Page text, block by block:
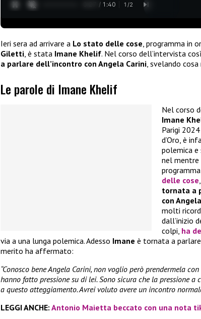
0:28 / 1:40 1 /2
Ieri sera ad arrivare a Lo stato delle cose , programma in
Giletti , è stata Imane Khelif. Nel corso dell’intervista
a parlare dell’incontro con Angela Carini , svelando
Le parole di Imane Khelif
Nel corso
Imane
Parigi
d’Oro, è
polemica
nel mentre
delle cose
tornata a
con
molti
dall’inizio
colpi, ha
via a una lunga polemica. Adesso Imane è tornata a
merito ha affermato:
“Conosco bene Angela Carini, non voglio però prendermela
hanno fatto pressione su di lei. Sono sicura che la pressione
a questo atteggiamento. Avrei voluto avere un incontro
LEGGI ANCHE: Antonio Maietta beccato con una nota